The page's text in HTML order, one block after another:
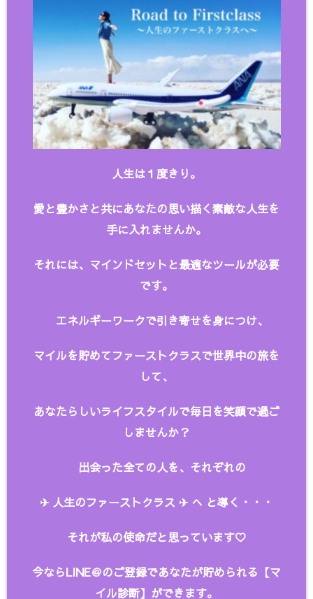
人生は１度きり。
愛と豊かさと共にあなたの思い描く素敵な人生を
手に入れませんか。
それには、マインドセットと最適なツールが必要
です。
エネルギーワークで引き寄せを身につけ、
マイルを貯めてファーストクラスで世界中の旅を
して、
あなたらしいライフスタイルで毎日を笑顔で過ご
しませんか？
出会った全ての人を、 それぞれの
✈︎ 人生のファーストクラス ✈︎ へ と導く・・・
それが私の使命だと思っています♡
今ならLINE＠のご登録であなたが貯められる【マ
イル診断】ができます。